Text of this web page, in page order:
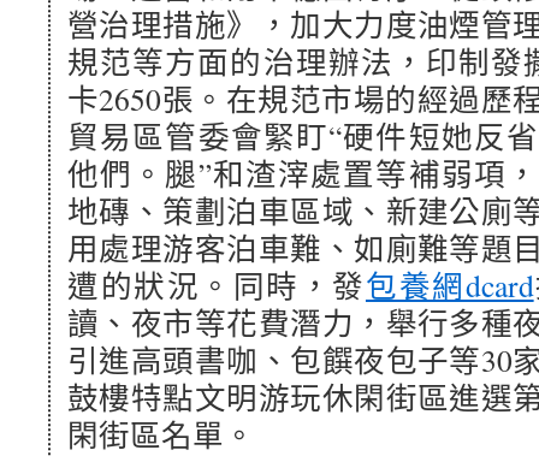
營治理措施》，加大力度油煙管
規范等方面的治理辦法，印制發
卡2650張。在規范市場的經過歷
貿易區管委會緊盯“硬件短她反
他們。腿”和渣滓處置等補弱項
地磚、策劃泊車區域、新建公廁
用處理游客泊車難、如廁難等題
遭的狀況。同時，發包養網dcard
讀、夜市等花費潛力，舉行多種
引進高頭書咖、包饌夜包子等30
鼓樓特點文明游玩休閑街區進選
閑街區名單。